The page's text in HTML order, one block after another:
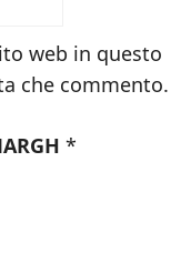
web in questo
che commento.
*